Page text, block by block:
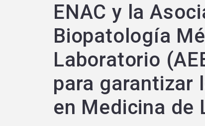
ENAC y la
Biopatología
Laboratorio
para garantizar
en Medicina de